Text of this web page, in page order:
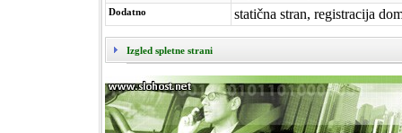
Dodatno statična stran, registracija
Izgled spletne strani